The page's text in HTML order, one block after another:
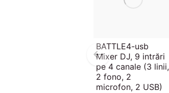
BATTLE4-usb
Mixer DJ, 9 intrări
pe 4 canale (3 linii,
2 fono, 2
microfon, 2 USB)